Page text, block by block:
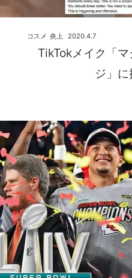
TikTokメイク「
ジ」
2020.4.7
コスメ 炎上